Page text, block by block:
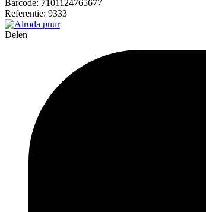
Barcode: 7101124765677
Referentie: 9333
Delen